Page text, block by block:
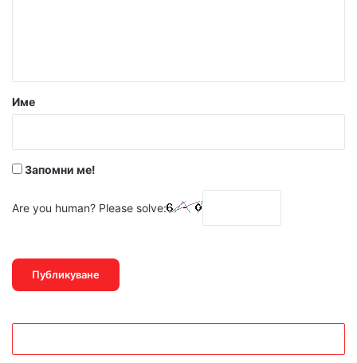
р
Име
Запомни ме!
Are you human? Please solve: